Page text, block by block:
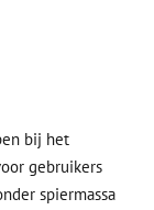
bij het
gebruikers
spiermassa